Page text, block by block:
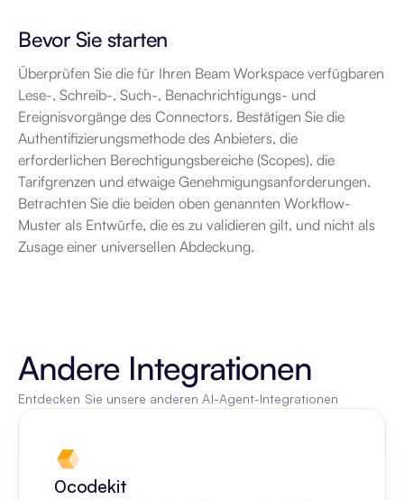
Bevor Sie starten
Überprüfen Sie die für Ihren Beam Workspace verfügbaren
Lese-, Schreib-, Such-, Benachrichtigungs- und
Ereignisvorgänge des Connectors. Bestätigen Sie die
Authentifizierungsmethode des Anbieters, die
erforderlichen Berechtigungsbereiche (Scopes), die
Tarifgrenzen und etwaige Genehmigungsanforderungen.
Betrachten Sie die beiden oben genannten Workflow-
Muster als Entwürfe, die es zu validieren gilt, und nicht als
Zusage einer universellen Abdeckung.
Andere Integrationen
Entdecken Sie unsere anderen AI-Agent-Integrationen
0codekit